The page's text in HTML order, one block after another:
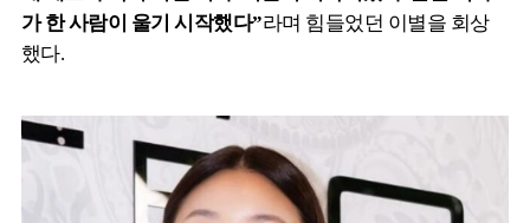
가 한 사람이 울기 시작했다”라며 힘들었던 이별을 회상
했다.